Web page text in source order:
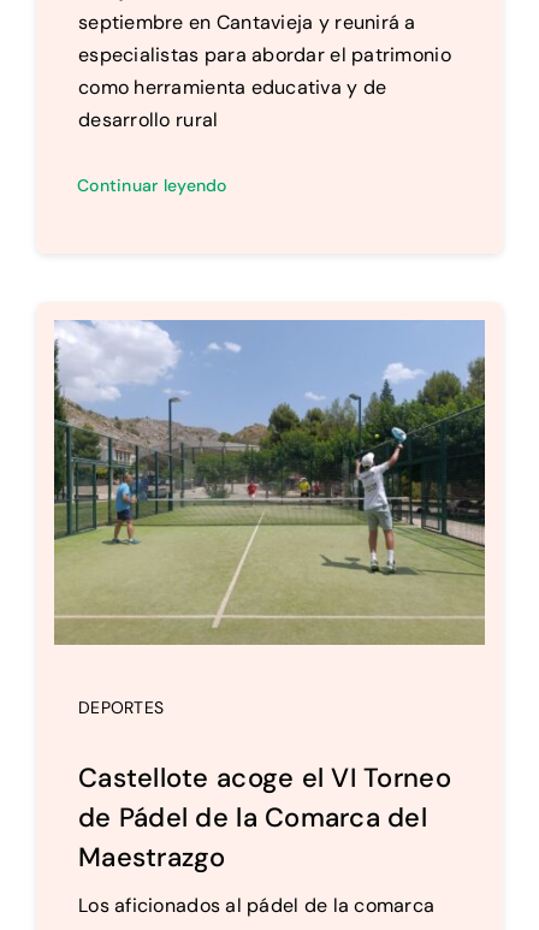
septiembre en Cantavieja y reunirá a
especialistas para abordar el patrimonio
como herramienta educativa y de
desarrollo rural
Continuar leyendo
DEPORTES
Castellote acoge el VI Torneo
de Pádel de la Comarca del
Maestrazgo
Los aficionados al pádel de la comarca